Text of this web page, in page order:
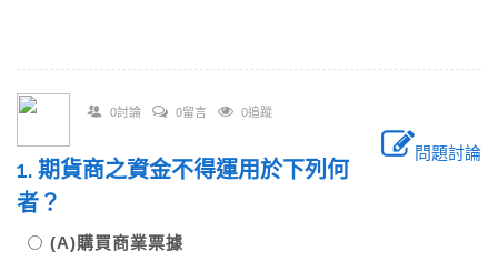
0討論 0留言 0追蹤
問題討論
1. 期貨商之資金不得運用於下列何
者？
(A)購買商業票據